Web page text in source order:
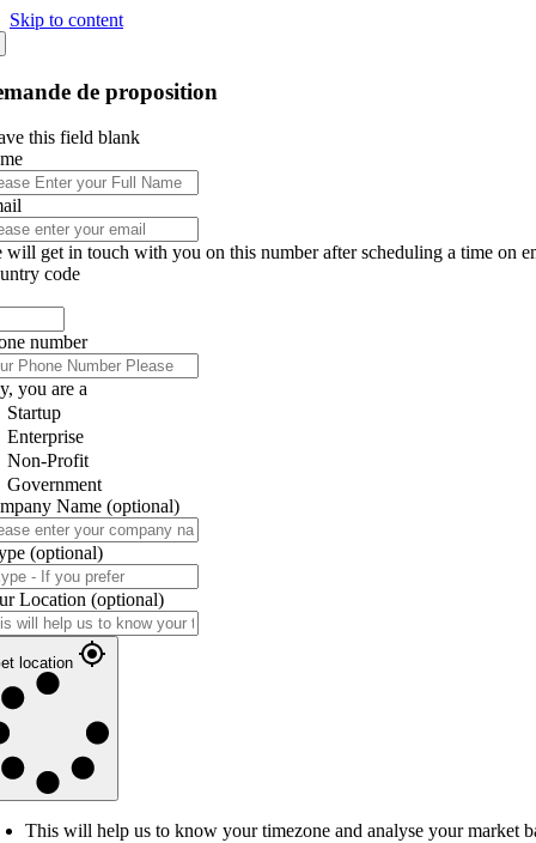
Skip to content
de proposition
this field blank
will get in touch with you on this number after scheduling a time on
code
number
you are a
Startup
Enterprise
Non-Profit
Government
Name (optional)
(optional)
Location (optional)
location
This will help us to know your timezone and analyse your market